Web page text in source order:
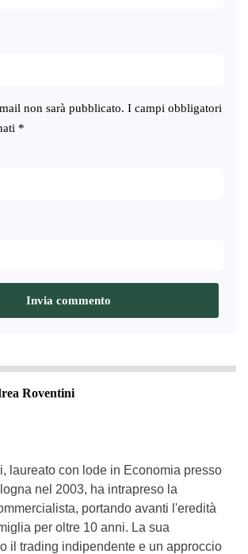
non sarà pubblicato. I campi obbligatori
*
Roventini
laureato con lode in Economia presso
nel 2003, ha intrapreso la
portando avanti l'eredità
per oltre 10 anni. La sua
il trading indipendente e un approccio